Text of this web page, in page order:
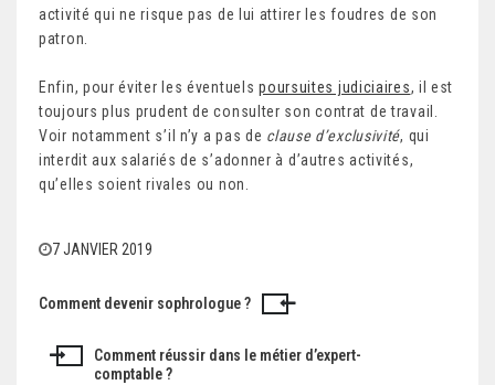
activité qui ne risque pas de lui attirer les foudres de son
patron.
Enfin, pour éviter les éventuelspoursuites judiciaires, il est
toujours plus prudent de consulter son contrat de travail.
Voir notamment s’il n’y a pas de clause d’exclusivité, qui
interdit aux salariés de s’adonner à d’autres activités,
qu’elles soient rivales ou non.
7 JANVIER 2019
N
a
Comment devenir sophrologue ?
Comment réussir dans le métier d’expert-
comptable ?